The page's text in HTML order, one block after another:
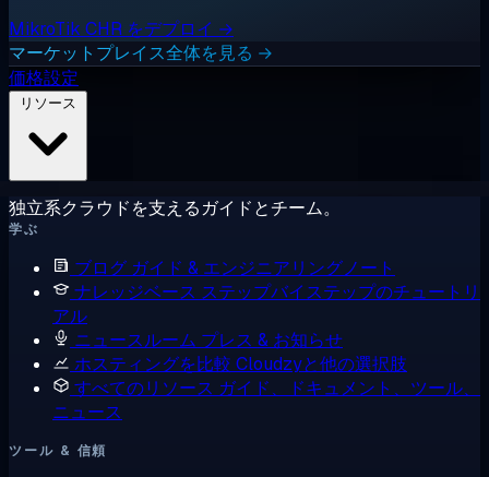
MikroTik CHR をデプロイ →
マーケットプレイス全体を見る →
価格設定
独立系クラウドを支えるガイドとチーム。
学ぶ
ブログ ガイド & エンジニアリングノート
ナレッジベース ステップバイステップのチュートリ
アル
ニュースルーム プレス & お知らせ
ホスティングを比較 Cloudzyと他の選択肢
すべてのリソース ガイド、ドキュメント、ツール、
ニュース
ツール & 信頼